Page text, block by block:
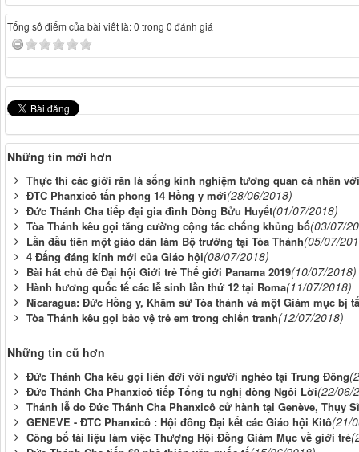
Tổng số điểm của bài viết là: 0 trong 0 đánh giá
Những tin mới hơn
Thực thi các giới răn là sống kinh nghiệm tương quan cá nhân
ĐTC Phanxicô tấn phong 14 Hồng y mới(28/06/2018)
Đức Thánh Cha tiếp đại gia đình Dòng Bửu Huyết(01/07/2018)
Tòa Thánh kêu gọi tăng cường cộng tác chống khủng bố(03/07/
Lần đầu tiên một giáo dân làm Bộ trưởng tại Tòa Thánh(05/07/
4 Đấng đáng kính mới của Giáo hội(08/07/2018)
Bài hát chủ đề Đại hội Giới trẻ Thế giới Panama 2019(10/07/2018)
Hành hương quốc tế các lễ sinh lần thứ 12 tại Roma(11/07/2018)
Nicaragua: Đức Hồng y, Khâm sứ Tòa thánh và một Giám mục
Tòa Thánh kêu gọi bảo vệ trẻ em trong chiến tranh(12/07/2018)
Những tin cũ hơn
Đức Thánh Cha kêu gọi liên đới với người nghèo tại Trung Đông
Đức Thánh Cha Phanxicô tiếp Tổng tu nghị dòng Ngôi Lời(22/06/
Thánh lễ do Đức Thánh Cha Phanxicô cử hành tại Genève, Thụy Sĩ
GENÈVE - ĐTC Phanxicô : Hội đồng Đại kết các Giáo hội Kitô(21/
Công bố tài liệu làm việc Thượng Hội Đồng Giám Mục về giới trẻ